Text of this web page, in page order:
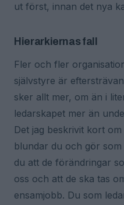
ut först, innan det nya
Hierarkiernas fall
Fler och fler
självstyre är
sker allt mer, om än i
ledarskapet mer än
Det jag beskrivit kort
blundar du och gör
du att de förändringar
oss och att de ska tas
ensamjobb. Du som